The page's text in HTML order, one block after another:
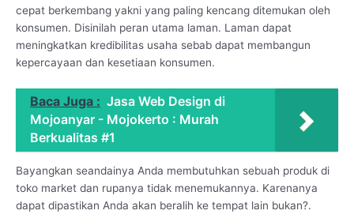
cepat berkembang yakni yang paling kencang ditemukan oleh
konsumen. Disinilah peran utama laman. Laman dapat
meningkatkan kredibilitas usaha sebab dapat membangun
kepercayaan dan kesetiaan konsumen.
Baca Juga : Jasa Web Design di
Mojoanyar - Mojokerto : Murah
Berkualitas #1
Bayangkan seandainya Anda membutuhkan sebuah produk di
toko market dan rupanya tidak menemukannya. Karenanya
dapat dipastikan Anda akan beralih ke tempat lain bukan?.